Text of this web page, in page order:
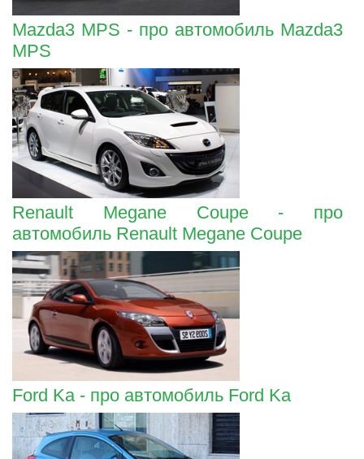
Mazda3 MPS - про автомобиль Mazda3
MPS
Renault Megane Coupe - про
автомобиль Renault Megane Coupe
Ford Ka - про автомобиль Ford Ka